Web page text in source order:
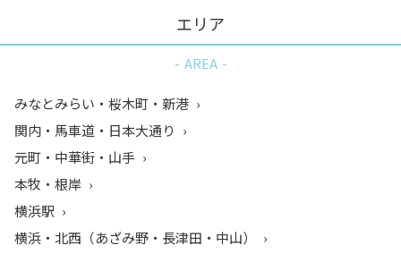
エリア
AREA
みなとみらい・桜木町・新港
関内・馬車道・日本大通り
元町・中華街・山手
本牧・根岸
横浜駅
横浜・北西（あざみ野・長津田・中山）